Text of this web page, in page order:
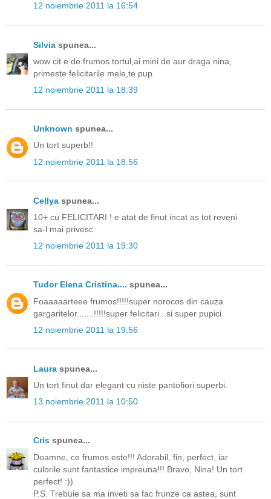
12 noiembrie 2011 la 16:54
Silvia spunea...
wow cit e de frumos tortul,ai mini de aur draga nina,
primeste felicitarile mele,te pup.
12 noiembrie 2011 la 18:39
Unknown spunea...
Un tort superb!!
12 noiembrie 2011 la 18:56
Cellya spunea...
10+ cu FELICITARI ! e atat de finut incat as tot reveni
sa-l mai privesc.
12 noiembrie 2011 la 19:30
Tudor Elena Cristina.... spunea...
Foaaaaarteee frumos!!!!!super norocos din cauza
gargaritelor.......!!!!!super felicitari...si super pupici
12 noiembrie 2011 la 19:56
Laura spunea...
Un tort finut dar elegant cu niste pantofiori superbi.
13 noiembrie 2011 la 10:50
Cris spunea...
Doamne, ce frumos este!!! Adorabil, fin, perfect, iar
culorile sunt fantastice impreuna!!! Bravo, Nina! Un tort
perfect! :))
P.S. Trebuie sa ma inveti sa fac frunze ca astea, sunt